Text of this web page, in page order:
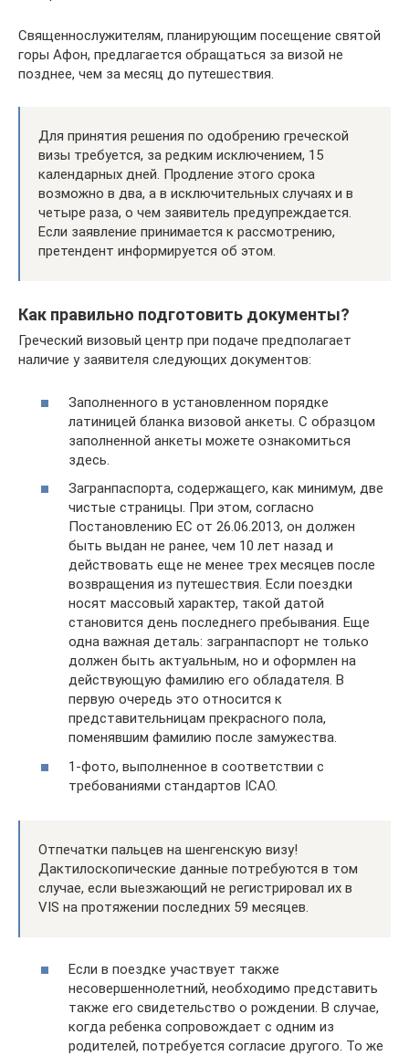
Священнослужителям, планирующим посещение святой
горы Афон, предлагается обращаться за визой не
позднее, чем за месяц до путешествия.
Для принятия решения по одобрению греческой
визы требуется, за редким исключением, 15
календарных дней. Продление этого срока
возможно в два, а в исключительных случаях и в
четыре раза, о чем заявитель предупреждается.
Если заявление принимается к рассмотрению,
претендент информируется об этом.
Как правильно подготовить документы?
Греческий визовый центр при подаче предполагает
наличие у заявителя следующих документов:
Заполненного в установленном порядке
латиницей бланка визовой анкеты. С образцом
заполненной анкеты можете ознакомиться
здесь.
Загранпаспорта, содержащего, как минимум, две
чистые страницы. При этом, согласно
Постановлению ЕС от 26.06.2013, он должен
быть выдан не ранее, чем 10 лет назад и
действовать еще не менее трех месяцев после
возвращения из путешествия. Если поездки
носят массовый характер, такой датой
становится день последнего пребывания. Еще
одна важная деталь: загранпаспорт не только
должен быть актуальным, но и оформлен на
действующую фамилию его обладателя. В
первую очередь это относится к
представительницам прекрасного пола,
поменявшим фамилию после замужества.
1-фото, выполненное в соответствии с
требованиями стандартов ICAO.
Отпечатки пальцев на шенгенскую визу!
Дактилоскопические данные потребуются в том
случае, если выезжающий не регистрировал их в
VIS на протяжении последних 59 месяцев.
Если в поездке участвует также
несовершеннолетний, необходимо представить
также его свидетельство о рождении. В случае,
когда ребенка сопровождает с одним из
родителей, потребуется согласие другого. То же